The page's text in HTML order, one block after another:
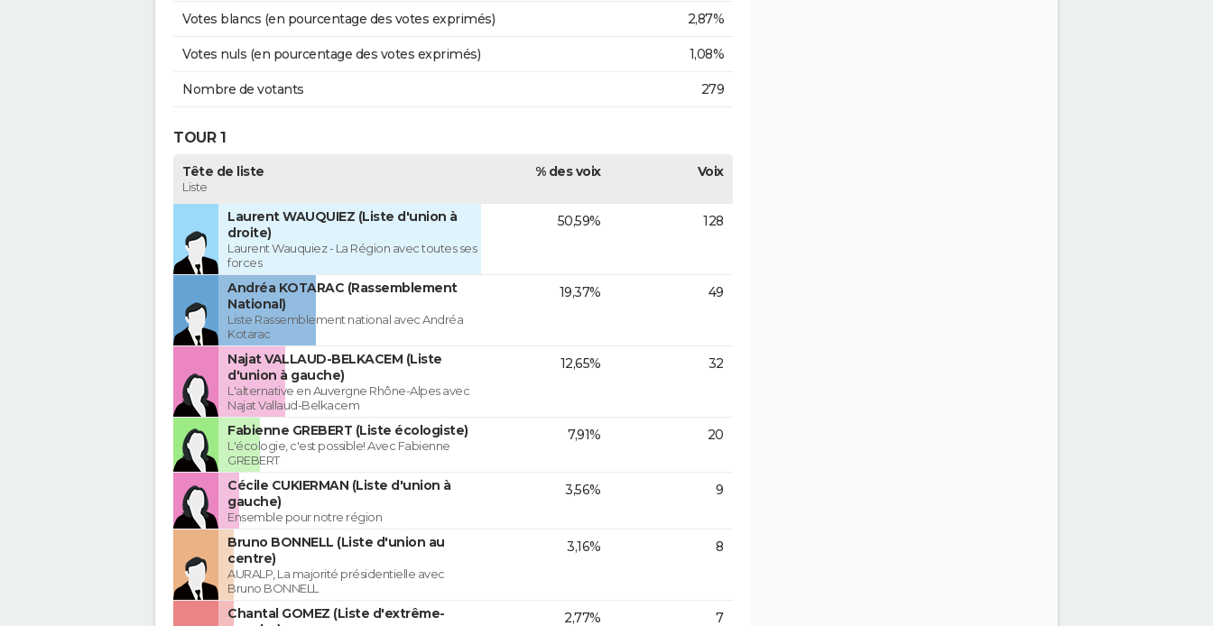
Votes blancs (en pourcentage des votes exprimés) 2,87%
Votes nuls (en pourcentage des votes exprimés) 1,08%
Nombre de votants 279
TOUR 1
Tête de liste
Liste
% des voix Voix
Laurent WAUQUIEZ (Liste d'union à
droite)
Laurent Wauquiez - La Région avec toutes ses
forces
50,59% 128
Andréa KOTARAC (Rassemblement
National)
Liste Rassemblement national avec Andréa
Kotarac
19,37% 49
Najat VALLAUD-BELKACEM (Liste
d'union à gauche)
L'alternative en Auvergne Rhône-Alpes avec
Najat Vallaud-Belkacem
12,65% 32
Fabienne GREBERT (Liste écologiste)
L'écologie, c'est possible! Avec Fabienne
GREBERT
7,91% 20
Cécile CUKIERMAN (Liste d'union à
gauche)
Ensemble pour notre région
3,56% 9
Bruno BONNELL (Liste d'union au
centre)
AURALP, La majorité présidentielle avec
Bruno BONNELL
3,16% 8
Chantal GOMEZ (Liste d'extrême-
2,77% 7